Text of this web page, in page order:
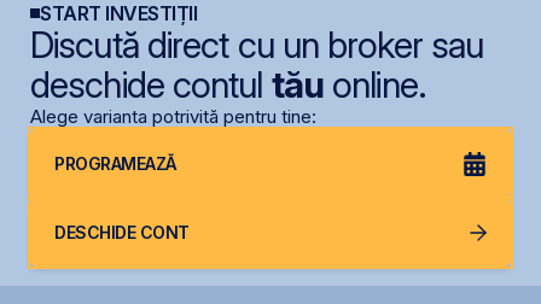
START INVESTIȚII
Discută direct cu un broker sau
deschide contul tăuonline.
Alege varianta potrivită pentru tine:
PROGRAMEAZĂ
DESCHIDE CONT